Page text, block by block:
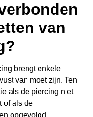
van
brengt enkele
van moet zijn. Ten
als de piercing niet
of als de
opgevolgd.